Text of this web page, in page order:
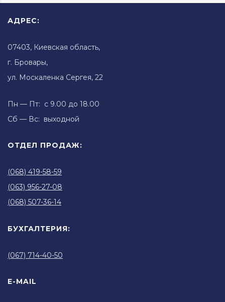
АДРЕС:
07403, Киевская область,
г. Бровары,
ул. Москаленка Сергея, 22
Пн — Пт: с 9.00 до 18.00
Сб — Вс: выходной
ОТДЕЛ ПРОДАЖ:
(068) 419-58-59
(063) 956-27-08
(068) 507-36-14
БУХГАЛТЕРИЯ:
(067) 714-40-50
E-MAIL